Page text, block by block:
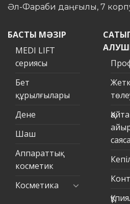
Әл-Фараби даңғылы, 7
БАСТЫ МӘЗІР
MEDI LIFT
сериясы
Бет
құрылғылары
Дене
Шаш
Аппараттық
косметик
Косметика